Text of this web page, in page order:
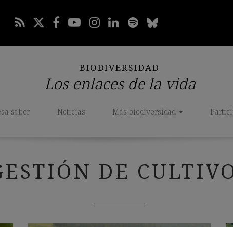
BIODIVERSIDAD
Los enlaces de la vida
saber Noticias Más biodiversidad
DE